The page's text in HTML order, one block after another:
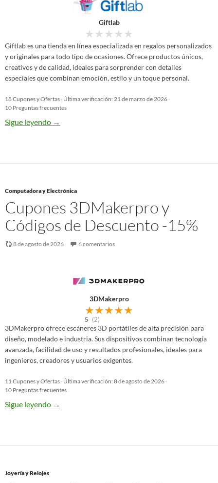
Giftlab
★★★★★
Giftlab es una tienda en línea especializada en regalos personalizados
y originales para todo tipo de ocasiones. Ofrece productos únicos,
creativos y de calidad, ideales para sorprender con detalles
especiales que combinan emoción, estilo y un toque personal.
18 Cupones y Ofertas · Última verificación: 21 de marzo de 2026 ·
10 Preguntas frecuentes
Sigue leyendo →
Computadora y Electrónica
Cupones 3DMakerpro y
Códigos de Descuento -15%
8 de agosto de 2026 6 comentarios
3DMakerpro
★★★★★
5 (2)
3DMakerpro ofrece escáneres 3D portátiles de alta precisión para
diseño, modelado e industria. Sus dispositivos combinan tecnología
avanzada, facilidad de uso y resultados profesionales, ideales para
ingenieros, creadores y usuarios exigentes.
11 Cupones y Ofertas · Última verificación: 8 de agosto de 2026 ·
10 Preguntas frecuentes
Sigue leyendo →
Joyería y Relojes